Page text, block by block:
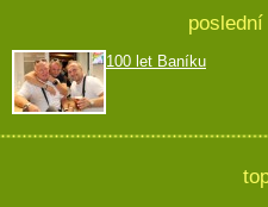
100 let Baníku